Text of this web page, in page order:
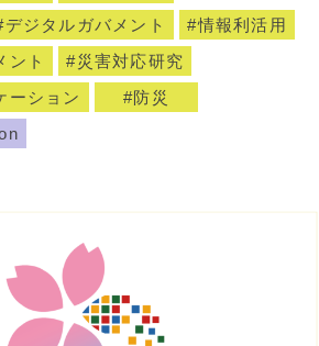
デジタルガバメント
情報利活用
ント
災害対応研究
ーション
防災